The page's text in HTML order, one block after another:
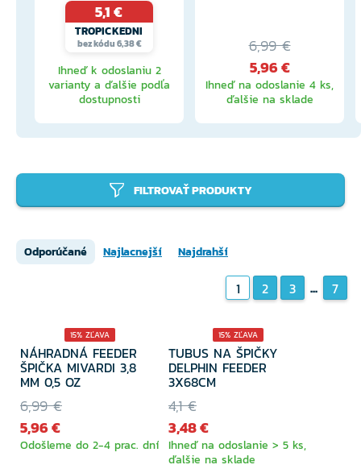
5,1 €
TROPICKEDNI
bez kódu 6,38 €
Ihneď k odoslaniu 2
varianty a ďalšie podľa
dostupnosti
6,99 €
5,96 €
Ihneď na odoslanie 4 ks,
ďalšie na sklade
FILTROVAŤ PRODUKTY
Odporúčané Najlacnejší Najdrahší
1 2 3 ... 7
15% ZĽAVA
NÁHRADNÁ FEEDER
ŠPIČKA MIVARDI 3,8
MM 0,5 OZ
6,99 €
5,96 €
Odošleme do 2-4 prac. dní
15% ZĽAVA
TUBUS NA ŠPIČKY
DELPHIN FEEDER
3X68CM
4,1 €
3,48 €
Ihneď na odoslanie > 5 ks,
ďalšie na sklade